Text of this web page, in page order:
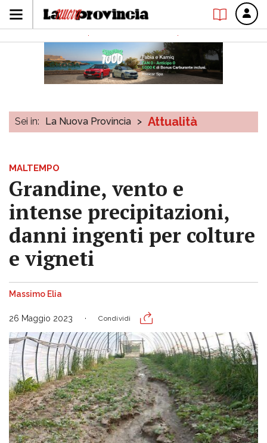
Sei in: La Nuova Provincia > Attualità
MALTEMPO
Grandine, vento e
intense precipitazioni,
danni ingenti per colture
e vigneti
Massimo Elia
26 Maggio 2023 Condividi